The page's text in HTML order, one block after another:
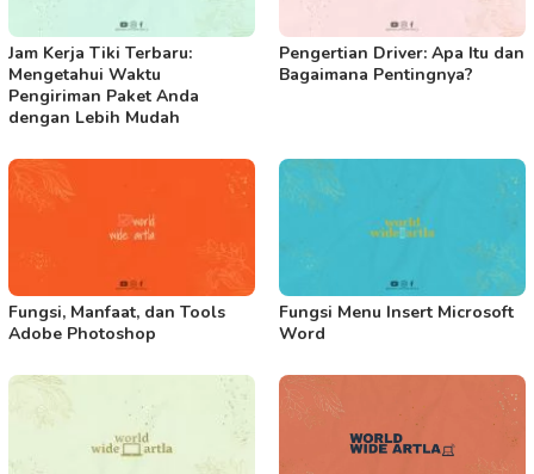
Jam Kerja Tiki Terbaru:
Mengetahui Waktu
Pengiriman Paket Anda
dengan Lebih Mudah
Pengertian Driver: Apa Itu dan
Bagaimana Pentingnya?
Fungsi, Manfaat, dan Tools
Adobe Photoshop
Fungsi Menu Insert Microsoft
Word